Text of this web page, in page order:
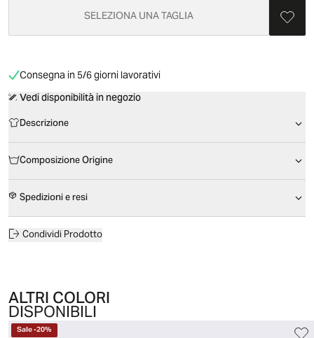
SELEZIONA UNA TAGLIA
Consegna in 5/6 giorni lavorativi
Vedi disponibilità in negozio
Descrizione
Composizione Origine
Spedizioni e resi
Condividi Prodotto
ALTRI COLORI
DISPONIBILI
Sale-20%